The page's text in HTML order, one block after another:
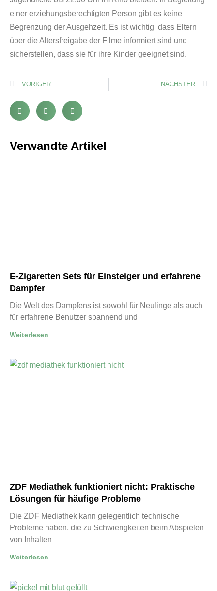
einer erziehungsberechtigten Person gibt es keine
Begrenzung der Ausgehzeit. Es ist wichtig, dass Eltern
über die Altersfreigabe der Filme informiert sind und
sicherstellen, dass sie für ihre Kinder geeignet sind.
VORIGER NÄCHSTER
Verwandte Artikel
E-Zigaretten Sets für Einsteiger und erfahrene
Dampfer
Die Welt des Dampfens ist sowohl für Neulinge als auch
für erfahrene Benutzer spannend und
Weiterlesen
ZDF Mediathek funktioniert nicht: Praktische
Lösungen für häufige Probleme
Die ZDF Mediathek kann gelegentlich technische
Probleme haben, die zu Schwierigkeiten beim Abspielen
von Inhalten
Weiterlesen